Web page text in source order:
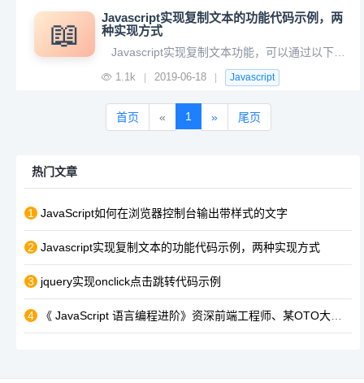
📖
Javascript实现复制文本的功能代码示例，两
种实现方式
1.1k 2019-06-18 Javascript
首页 « 1 » 尾页
热门文章
1 JavaScript如何在浏览器控制台输出带样式的文字
2 Javascript实现复制文本的功能代码示例，两种实现方式
3 jquery实现onclick点击跳转代码示例
4 《 JavaScript 语言编程进阶》资深前端工程师、某OTO大厂出品!